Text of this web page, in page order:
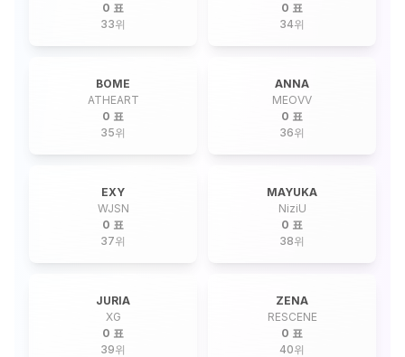
0 표
33위
0 표
34위
BOME
ATHEART
0 표
35위
ANNA
MEOVV
0 표
36위
EXY
WJSN
0 표
37위
MAYUKA
NiziU
0 표
38위
JURIA
XG
0 표
39위
ZENA
RESCENE
0 표
40위